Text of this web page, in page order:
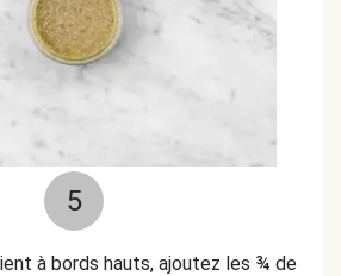
5
à bords hauts, ajoutez les ¾ de